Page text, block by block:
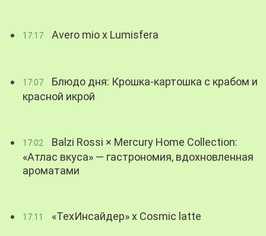
17:17 Avero mio x Lumisfera
17:07
Блюдо дня: Крошка-картошка с крабом и
красной икрой
17:02
Balzi Rossi × Mercury Home Collection:
«Атлас вкуса» — гастрономия, вдохновленная
ароматами
17:11 «ТехИнсайдер» х Cosmic latte